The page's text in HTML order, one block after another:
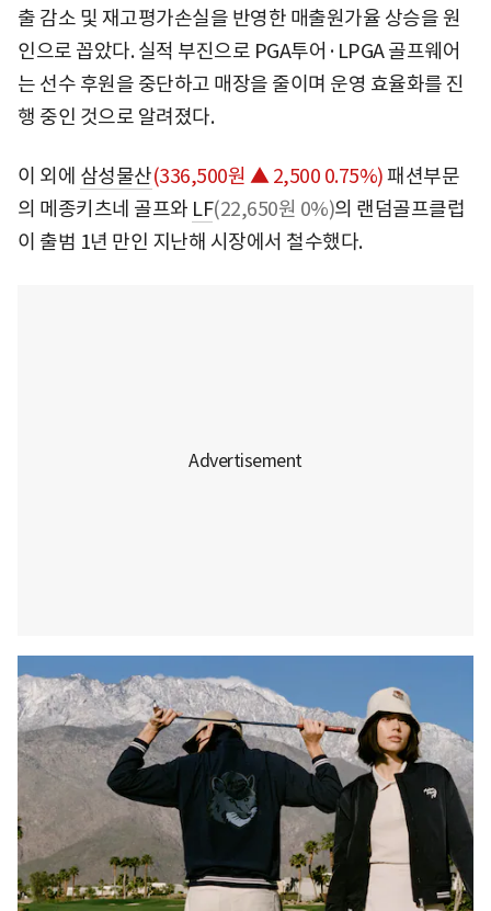
출 감소 및 재고평가손실을 반영한 매출원가율 상승을 원
인으로 꼽았다. 실적 부진으로 PGA투어·LPGA 골프웨어
는 선수 후원을 중단하고 매장을 줄이며 운영 효율화를 진
행 중인 것으로 알려졌다.
이 외에 삼성물산(336,500원 ▲ 2,500 0.75%)패션부문
의 메종키츠네 골프와 LF(22,650원 0%)의 랜덤골프클럽
이 출범 1년 만인 지난해 시장에서 철수했다.